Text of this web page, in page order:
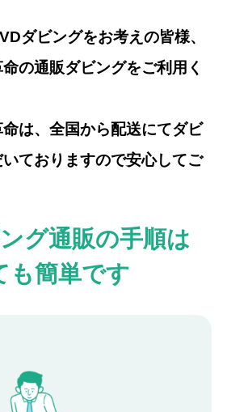
ダビングをお考えの皆様、
の通販ダビングをご利用く
は、全国から配送にてダビ
ておりますので安心してご
グ通販の手順は
も簡単です